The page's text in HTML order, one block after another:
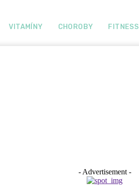
VITAMÍNY CHOROBY FITNESS
- Advertisement -